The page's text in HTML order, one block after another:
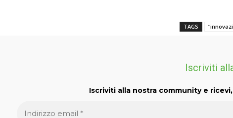
TAGS
Iscriviti
Iscriviti alla nostra community e